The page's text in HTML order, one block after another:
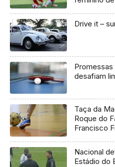
Drive it –
desafiam
Taça da
Roque do
Francisco
segundos
Nacional
Estádio do